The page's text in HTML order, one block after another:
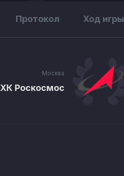
Протокол Ход игры
Москва
ХК Роскосмос